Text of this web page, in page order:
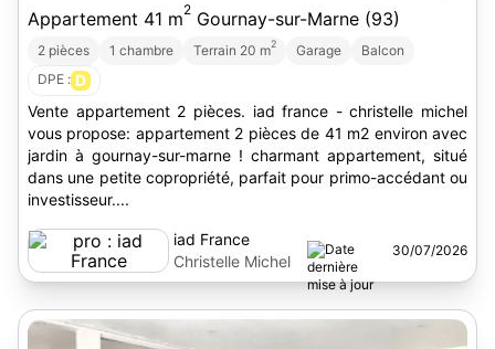
Appartement 41 m2 Gournay-sur-Marne (93)
2 pièces 1 chambre Terrain 20 m2 Garage
Balcon
DPE : D
Vente appartement 2 pièces. iad france - christelle michel
vous propose: appartement 2 pièces de 41 m2 environ avec
jardin à gournay-sur-marne ! charmant appartement, situé
dans une petite copropriété, parfait pour primo-accédant ou
investisseur....
iad France
Christelle Michel
30/07/2026